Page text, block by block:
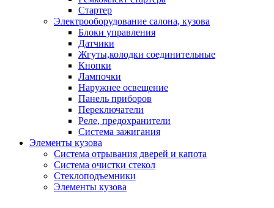
Стартер
Электрооборудование салона, кузова
Блоки управления
Датчики
Жгуты,колодки соединительные
Кнопки
Лампочки
Наружнее освещение
Панель приборов
Переключатели
Реле, предохранители
Система зажигания
Элементы кузова
Система отрывания дверей и капота
Система очистки стекол
Стеклоподъемники
Элементы кузова